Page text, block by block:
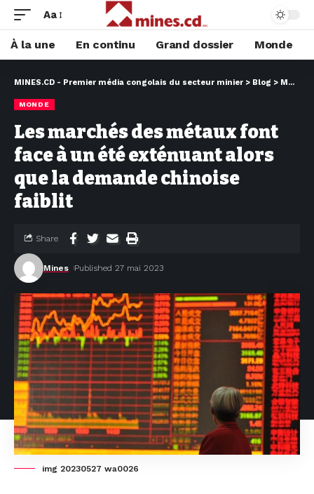
Aa
À la une En continu Grand dossier Monde
MINES.CD - Premier média congolais du secteur minier > Blog > MONDE
MONDE
Les marchés des métaux font
face à un été exténuant alors
que la demande chinoise
faiblit
Mines Published 27 mai 2023
Share
img 20230527 wa0026